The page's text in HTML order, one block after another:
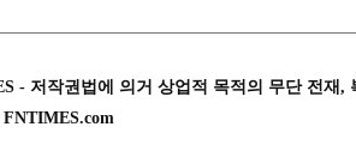
- 저작권법에 의거 상업적 목적의 무단 전재,